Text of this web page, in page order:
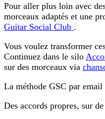
Pour aller plus loin avec
morceaux adaptés et une
Guitar Social Club .
Vous voulez transformer
Continuez dans le silo
sur des morceaux via
La méthode GSC par email
Des accords propres, sur